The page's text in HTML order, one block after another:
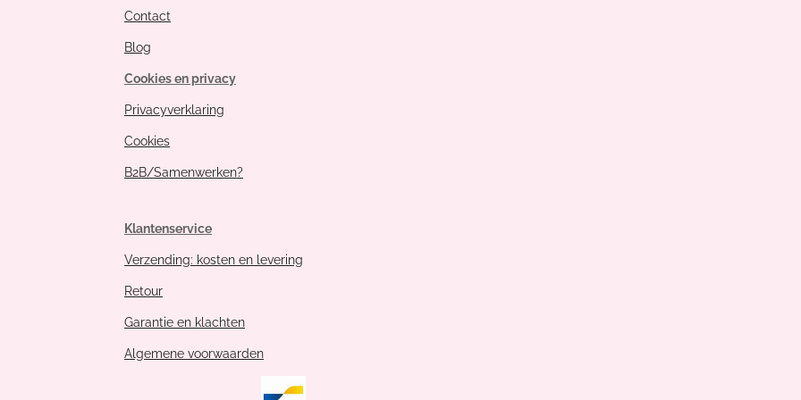
Contact
Blog
Cookies en privacy
Privacyverklaring
Cookies
B2B/Samenwerken?
Klantenservice
Verzending: kosten en levering
Retour
Garantie en klachten
Algemene voorwaarden